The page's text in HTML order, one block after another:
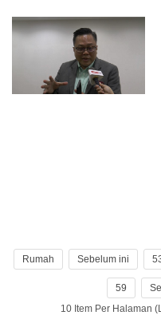
Rumah Sebelum ini
59
10 Item Per Halaman